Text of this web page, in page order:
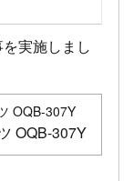
実施しまし
OQB-307Y